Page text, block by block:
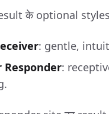
के optional
: gentle,
Responder: